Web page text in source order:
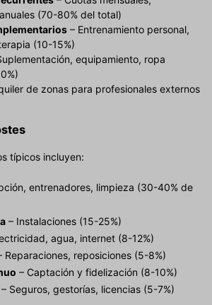
(70-80% del total)
– Entrenamiento personal,
(10-15%)
equipamiento, ropa
de zonas para profesionales externos
típicos incluyen:
entrenadores, limpieza (30-40% de
– Instalaciones (15-25%)
agua, internet (8-12%)
Reparaciones, reposiciones (5-8%)
– Captación y fidelización (8-10%)
– Seguros, gestorías, licencias (5-7%)